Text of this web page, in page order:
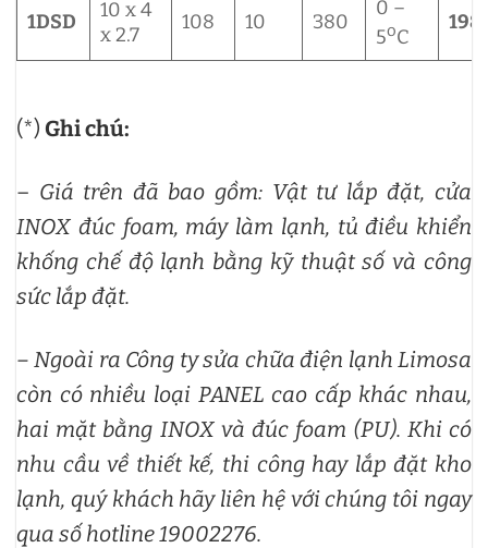
1DSD
10 x 4
x 2.7
108 10 380
0 –
5oC
(*) Ghi chú:
– Giá trên đã bao gồm: Vật tư lắp đặt, cửa
INOX đúc foam, máy làm lạnh, tủ điều khiển
khống chế độ lạnh bằng kỹ thuật số và công
sức lắp đặt.
– Ngoài ra Công ty sửa chữa điện lạnh Limosa
còn có nhiều loại PANEL cao cấp khác nhau,
hai mặt bằng INOX và đúc foam (PU). Khi có
nhu cầu về thiết kế, thi công hay lắp đặt kho
lạnh, quý khách hãy liên hệ với chúng tôi ngay
qua số hotline 19002276.